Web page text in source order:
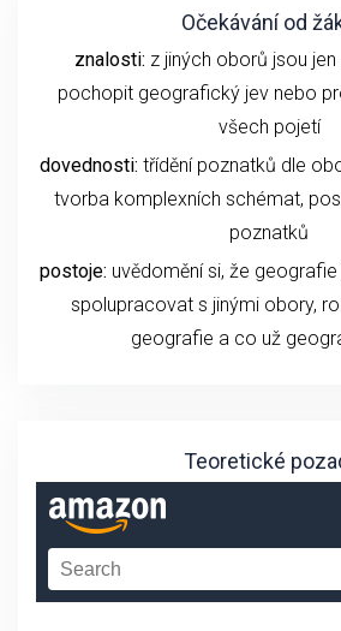
Očekávání od
znalosti: z jiných oborů jsou
pochopit geografický jev nebo
všech pojetí
dovednosti: třídění poznatků dle
tvorba komplexních schémat,
poznatků
postoje: uvědomění si, že
spolupracovat s jinými obory,
geografie a co už
Teoretické